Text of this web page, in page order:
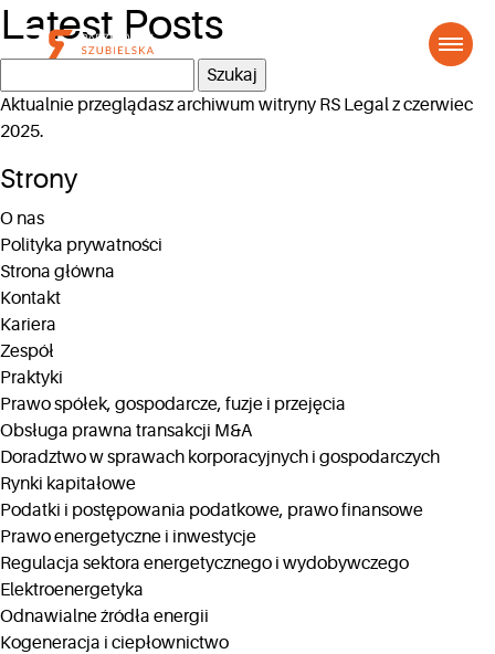
Latest Posts
Aktualnie przeglądasz archiwum witryny RS Legalz czerwiec
2025.
Strony
O nas
Polityka prywatności
Strona główna
Kontakt
Kariera
Zespół
Praktyki
Prawo spółek, gospodarcze, fuzje i przejęcia
Obsługa prawna transakcji M&A
Doradztwo w sprawach korporacyjnych i gospodarczych
Rynki kapitałowe
Podatki i postępowania podatkowe, prawo finansowe
Prawo energetyczne i inwestycje
Regulacja sektora energetycznego i wydobywczego
Elektroenergetyka
Odnawialne źródła energii
Kogeneracja i ciepłownictwo